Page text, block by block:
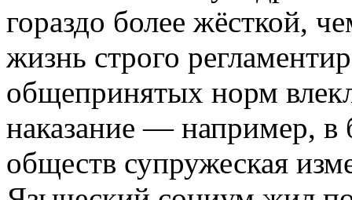
гораздо более жёсткой,
жизнь строго
общепринятых норм
наказание — например,
обществ супружеская